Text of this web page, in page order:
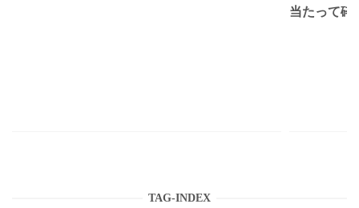
当たって砕
TAG-INDEX